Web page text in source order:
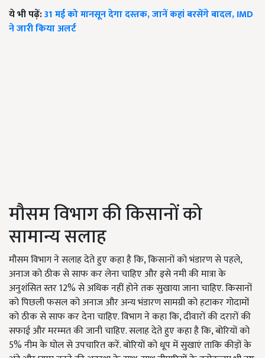
ये भी पढ़ें:31 मई को मानसून देगा दस्तक, जानें कहां बरसेंगे बादल, IMD
ने जारी किया अलर्ट
मौसम विभाग की किसानों को
सामान्य सलाह
मौसम विभाग ने सलाह देते हुए कहा है कि, किसानों को भंडारण से पहले,
अनाज को ठीक से साफ कर लेना चाहिए और इसे नमी की मात्रा के
अनुशंसित स्तर 12% से अधिक नहीं होने तक सुखाया जाना चाहिए. किसानों
को पिछली फसल को अनाज और अन्य भंडारण सामग्री को हटाकर गोदामों
को ठीक से साफ कर देना चाहिए. विभाग ने कहा कि, दीवारों की दरारों की
सफाई और मरम्मत की जानी चाहिए. सलाह देते हुए कहा है कि, बोरियों को
5% नीम के घोल से उपचारित करें. बोरियों को धूप में सुखाएं ताकि कीड़ों के